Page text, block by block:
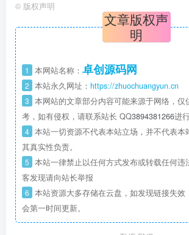
© 版权声明
文章版权声
明
1 本网站名称： 卓创源码网
2 本站永久网址： https://zhuochuangyun.cn
3 本网站的文章部分内容可能来源于网络，仅
考，如有侵权，请联系站长 QQ3894381266进
4 本站一切资源不代表本站立场，并不代表本
其真实性负责。
5 本站一律禁止以任何方式发布或转载任何违
客发现请向站长举报
6 本站资源大多存储在云盘，如发现链接失效
会第一时间更新。